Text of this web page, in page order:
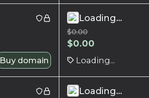
Buy domain
Loading...
$0.00
$0.00
Loading...
Loading...